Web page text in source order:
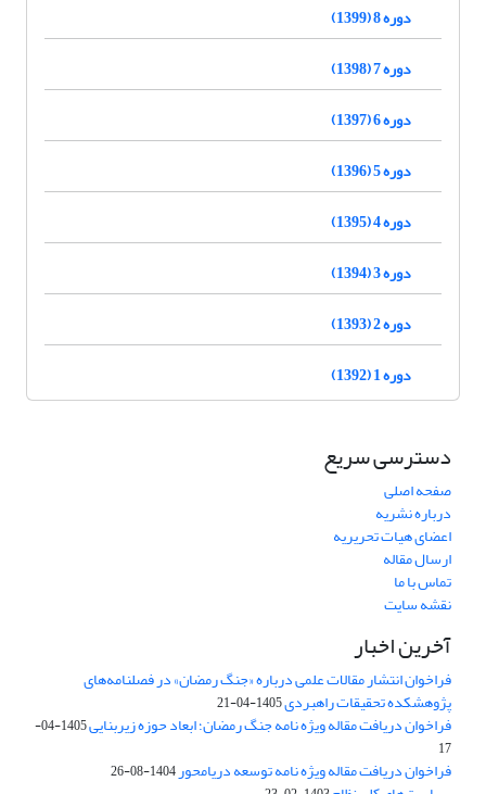
دوره 8 (1399)
دوره 7 (1398)
دوره 6 (1397)
دوره 5 (1396)
دوره 4 (1395)
دوره 3 (1394)
دوره 2 (1393)
دوره 1 (1392)
دسترسی سریع
صفحه اصلی
درباره نشریه
اعضای هیات تحریریه
ارسال مقاله
تماس با ما
نقشه سایت
آخرین اخبار
فراخوان انتشار مقالات علمی درباره «جنگ رمضان» در فصلنامه‌های
پژوهشکده تحقیقات راهبردی1405-04-21
فراخوان دریافت مقاله ویژه نامه جنگ رمضان؛ ابعاد حوزه زیربنایی
1405-04-
17
فراخوان دریافت مقاله ویژه نامه توسعه دریامحور1404-08-26